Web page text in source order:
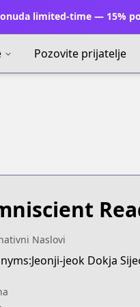
limited-time — 15%
Pozovite prijatelje
Naslovi
jeok Dokja